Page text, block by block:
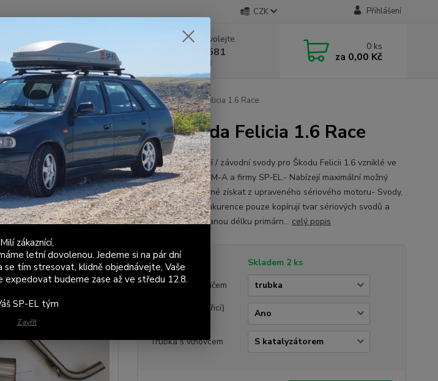
CZK Přihlášení
Hledat
Nevíte si rady? Zavolejte.
+420 603 411 581
Po - Pá 9:00 - 17:00
0 ks
za 0,00 Kč
Kompletní nerezový výfukový systém Škoda Felicia 1.6 Race
výfukový systém Škoda Felicia 1.6 Race
Nerezové sportovní / závodní svody pro Škodu Felicii 1.6 vzniklé ve
spolupráci firmy A-M-A a firmy SP-EL.- Nabízejí maximální možný
výkon, který je možné získat z upraveného sériového motoru- Svody,
které koupíte u konkurence pouze kopírují tvar sériových svodů a
nemají optimalizovanou délku primárn... celý popis
Dostupnost
Skladem 2 ks
Trubka / S tlumičem
Závit pro 2. (měřicí)
Trubka s vlnovcem
Milí zákaznící,
letní dovolenou. Jedeme si na pár dní
tím stresovat, klidně objednávejte, Vaše
expedovat budeme zase až ve středu 12.8.
SP-EL tým
Zavřít